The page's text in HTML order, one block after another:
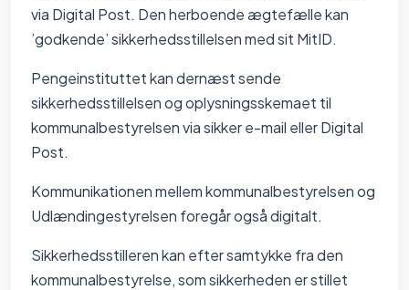
via Digital Post. Den herboende ægtefælle kan
’godkende’ sikkerhedsstillelsen med sit MitID.
Pengeinstituttet kan dernæst sende
sikkerhedsstillelsen og oplysningsskemaet til
kommunalbestyrelsen via sikker e-mail eller Digital
Post.
Kommunikationen mellem kommunalbestyrelsen og
Udlændingestyrelsen foregår også digitalt.
Sikkerhedsstilleren kan efter samtykke fra den
kommunalbestyrelse, som sikkerheden er stillet